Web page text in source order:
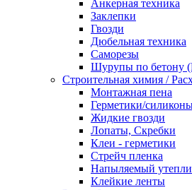
Анкерная техника
Заклепки
Гвозди
Дюбельная техника
Саморезы
Шурупы по бетону
Строительная химия /
Монтажная пена
Герметики/
Жидкие гвозди
Лопаты, Скребки
Клеи - герметики
Стрейч пленка
Напыляемый
Клейкие ленты